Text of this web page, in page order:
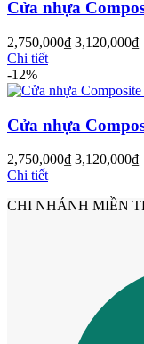
Cửa
Cửa nhựa
2,750,000₫ 3,120,000₫
Chi tiết
-12%
Cửa nhựa
2,750,000₫ 3,120,000₫
Chi tiết
CHI NHÁNH MIỀN